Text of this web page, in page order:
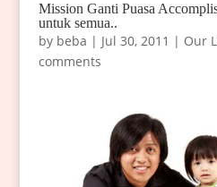
Mission Ganti Puasa
untuk semua..
by beba | Jul 30, 2011 | Our
comments